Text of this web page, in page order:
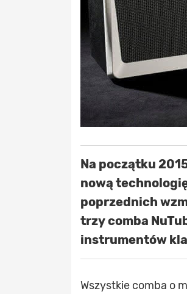
Na początku
nową
poprzednich
trzy comba
instrumentów
Wszystkie comba o